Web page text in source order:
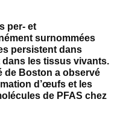
per- et
surnommées
persistent dans
dans les tissus vivants.
de Boston a observé
d’œufs et les
de PFAS chez